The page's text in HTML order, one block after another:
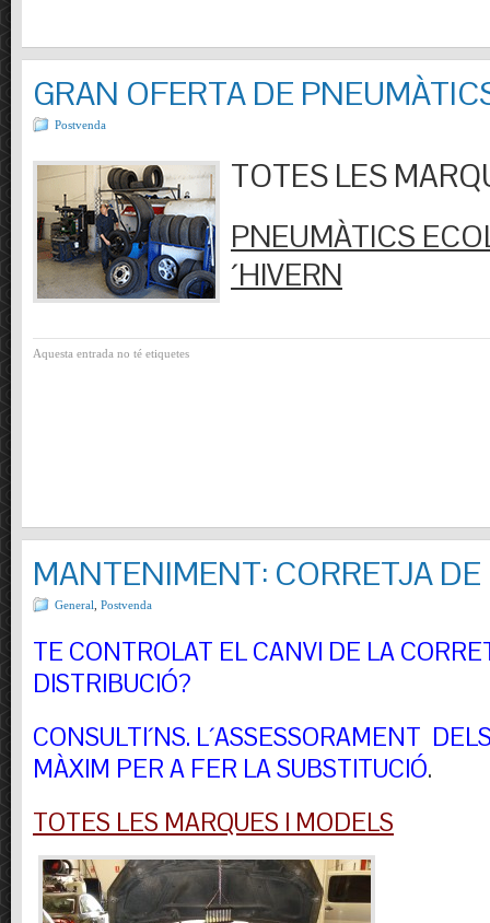
GRAN OFERTA DE
Postvenda
TOTES LES
PNEUMÀTICS
´HIVERN
Aquesta entrada no té etiquetes
MANTENIMENT: CORRETJA
General Postvenda
TE CONTROLAT EL CANVI DE LA
DISTRIBUCIÓ?
CONSULTI´NS. L´ASSESSORAMENT
MÀXIM PER A FER LA SUBSTITUCIÓ.
TOTES LES MARQUES I MODELS